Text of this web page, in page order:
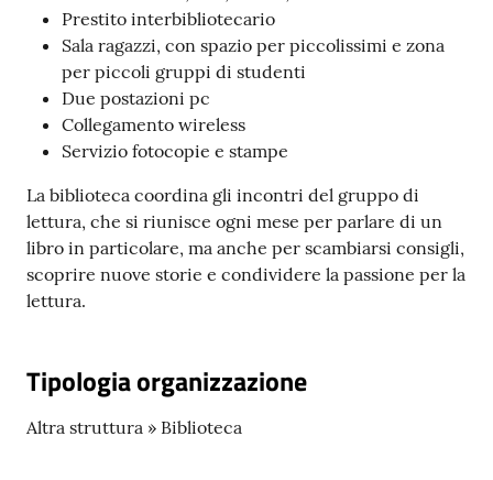
telematico
SUE
Tutti
gli
argomenti...
Seguici
su
Prestito interbibliotecario
Sala ragazzi, con spazio per piccolissimi e zona
per piccoli gruppi di studenti
Due postazioni pc
Collegamento wireless
Servizio fotocopie e stampe
La biblioteca coordina gli incontri del gruppo di
lettura, che si riunisce ogni mese per parlare di un
libro in particolare, ma anche per scambiarsi consigli,
scoprire nuove storie e condividere la passione per la
lettura.
Tipologia organizzazione
Altra struttura » Biblioteca